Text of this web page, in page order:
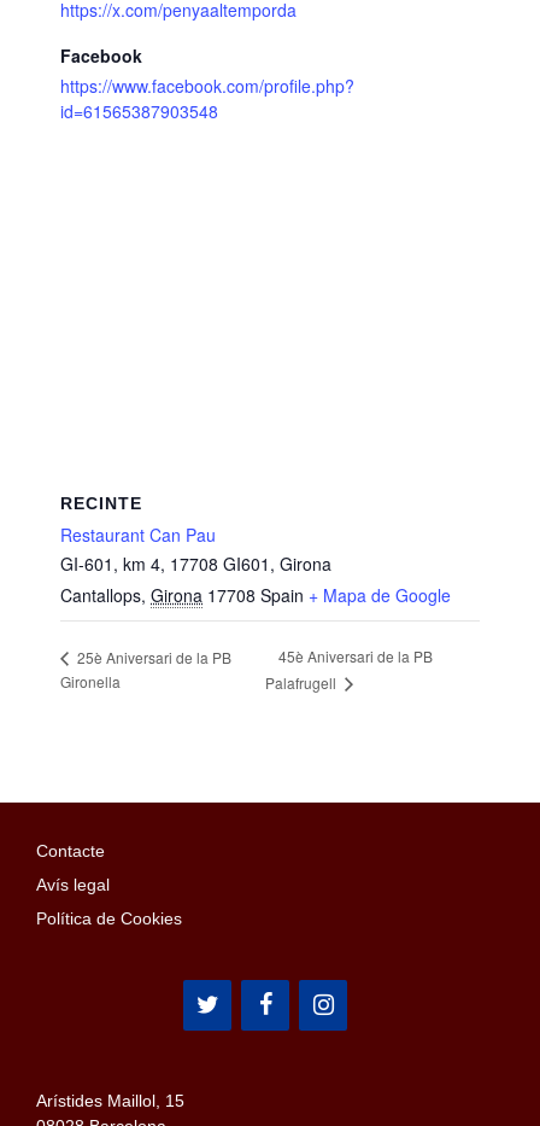
https://x.com/penyaaltemporda
Facebook
https://www.facebook.com/profile.php?
id=61565387903548
RECINTE
Restaurant Can Pau
GI-601, km 4, 17708 GI601, Girona
Cantallops, Girona 17708 Spain + Mapa de Google
25è Aniversari de la PB
Gironella
45è Aniversari de la PB
Palafrugell
Contacte
Avís legal
Política de Cookies
Arístides Maillol, 15